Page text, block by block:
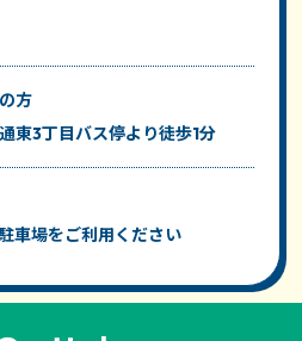
方
東3丁目バス停より徒歩1分
車場をご利用ください